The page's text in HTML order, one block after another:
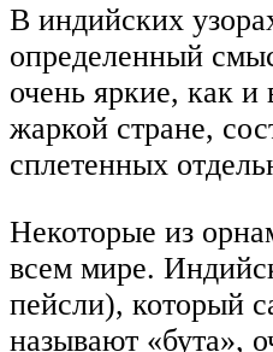
В индийских
определенный
очень яркие, как и
жаркой стране,
сплетенных
Некоторые из
всем мире.
пейсли), который
называют «бута»,